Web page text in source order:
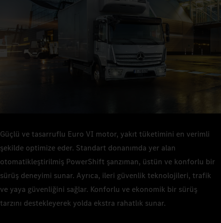
uzun süre yolda kalabilirsiniz. Yakıt tüketimi düşüktür ve
dolayısıyla toplam sahip olma maliyeti düşüktür.
Güçlü ve tasarruflu Euro VI motor, yakıt tüketimini en verimli
şekilde optimize eder. Standart donanımda yer alan
otomatikleştirilmiş PowerShift şanzıman, üstün ve konforlu bir
sürüş deneyimi sunar. Ayrıca, ileri güvenlik teknolojileri, trafik
ve yaya güvenliğini sağlar. Konforlu ve ekonomik bir sürüş
tarzını destekleyerek yolda ekstra rahatlık sunar.